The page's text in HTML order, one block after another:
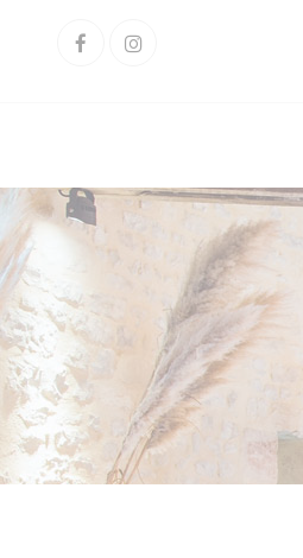
FacebookInstagram